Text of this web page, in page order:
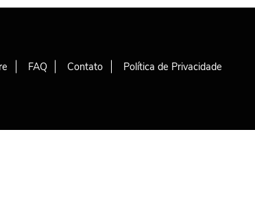
FAQ Contato Política de Privacidade